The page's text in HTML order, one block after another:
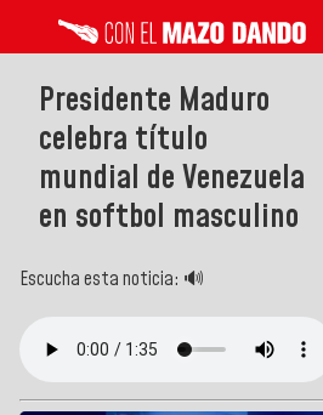
Presidente Maduro
celebra título
mundial de Venezuela
en softbol masculino
Escucha esta noticia: 🔊